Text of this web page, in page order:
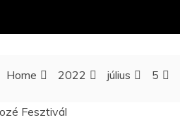
Home 2022 július 5